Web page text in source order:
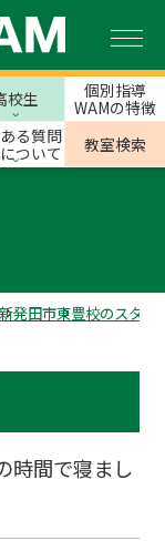
校生
個別指導
WAMの特徴
る質問
ついて
教室検索
発田市東豊校のスタッ
時間で寝まし